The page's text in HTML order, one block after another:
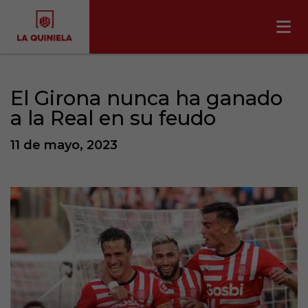
El Girona nunca ha ganado
a la Real en su feudo
11 de mayo, 2023